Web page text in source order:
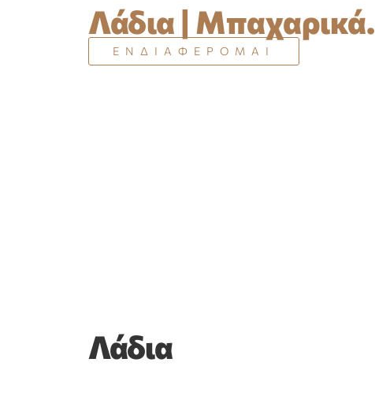
Λάδια | Μπαχαρικά.
ΕΝΔΙΑΦΕΡΟΜΑΙ
Λάδια